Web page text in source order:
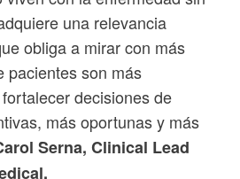
una relevancia
obliga a mirar con más
pacientes son más
decisiones de
más oportunas y más
Serna, Clinical Lead